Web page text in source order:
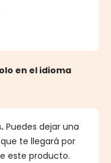
estrellas
en el idioma
Puedes dejar una
te llegará por
este producto.